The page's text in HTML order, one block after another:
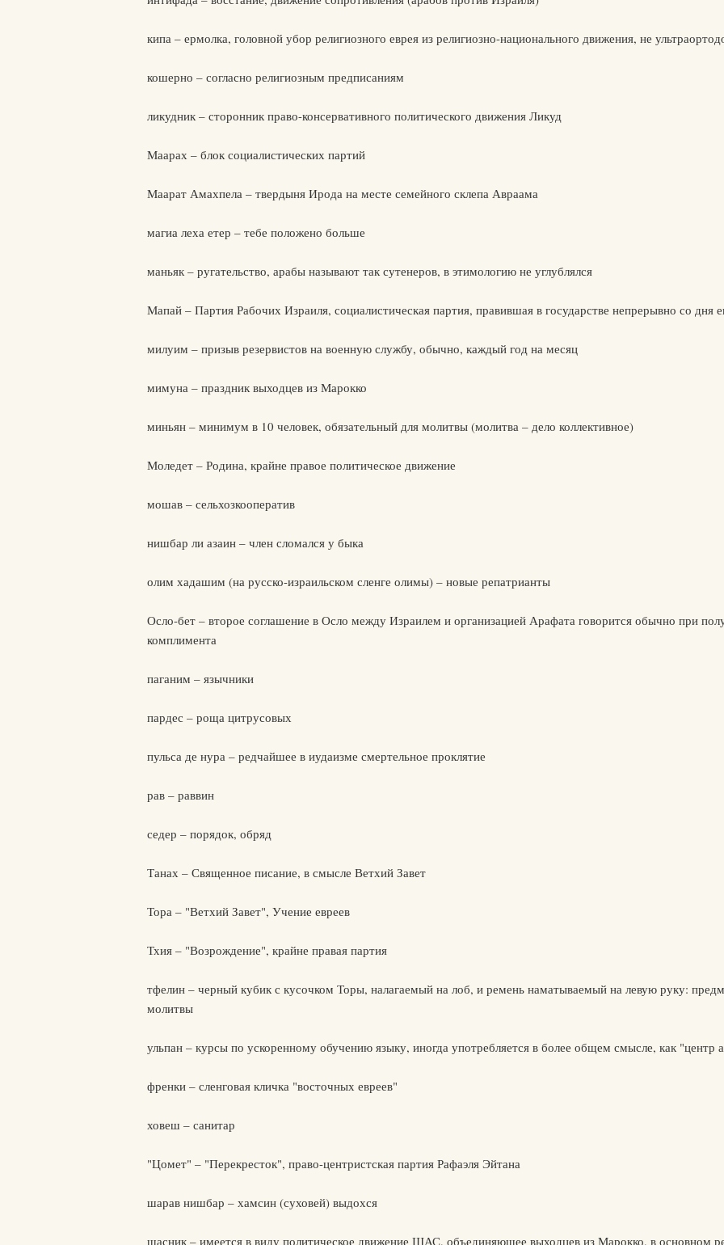
кипа – ермолка, головной убор религиозного еврея из религиозно-национального движения, не
кошерно – согласно религиозным предписаниям
ликудник – сторонник право-консервативного политического движения Ликуд
Маарах – блок социалистических партий
Маарат Амахпела – твердыня Ирода на месте семейного склепа Авраама
магиа леха етер – тебе положено больше
маньяк – ругательство, арабы называют так сутенеров, в этимологию не углублялся
Мапай – Партия Рабочих Израиля, социалистическая партия, правившая в государстве непрерывно со дня
милуим – призыв резервистов на военную службу, обычно, каждый год на месяц
мимуна – праздник выходцев из Марокко
миньян – минимум в 10 человек, обязательный для молитвы (молитва – дело коллективное)
Моледет – Родина, крайне правое политическое движение
мошав – сельхозкооператив
нишбар ли азаин – член сломался у быка
олим хадашим (на русско-израильском сленге олимы) – новые репатрианты
Осло-бет – второе соглашение в Осло между Израилем и организацией Арафата говорится обычно при
комплимента
паганим – язычники
пардес – роща цитрусовых
пульса де нура – редчайшее в иудаизме смертельное проклятие
рав – раввин
седер – порядок, обряд
Танах – Священное писание, в смысле Ветхий Завет
Тора – "Ветхий Завет", Учение евреев
Тхия – "Возрождение", крайне правая партия
тфелин – черный кубик с кусочком Торы, налагаемый на лоб, и ремень наматываемый на левую руку:
молитвы
ульпан – курсы по ускоренному обучению языку, иногда употребляется в более общем смысле, как "центр
френки – сленговая кличка "восточных евреев"
ховеш – санитар
"Цомет" – "Перекресток", право-центристская партия Рафаэля Эйтана
шарав нишбар – хамсин (суховей) выдохся
шасник – имеется в виду политическое движение ШАС, объединяющее выходцев из Марокко, в основном